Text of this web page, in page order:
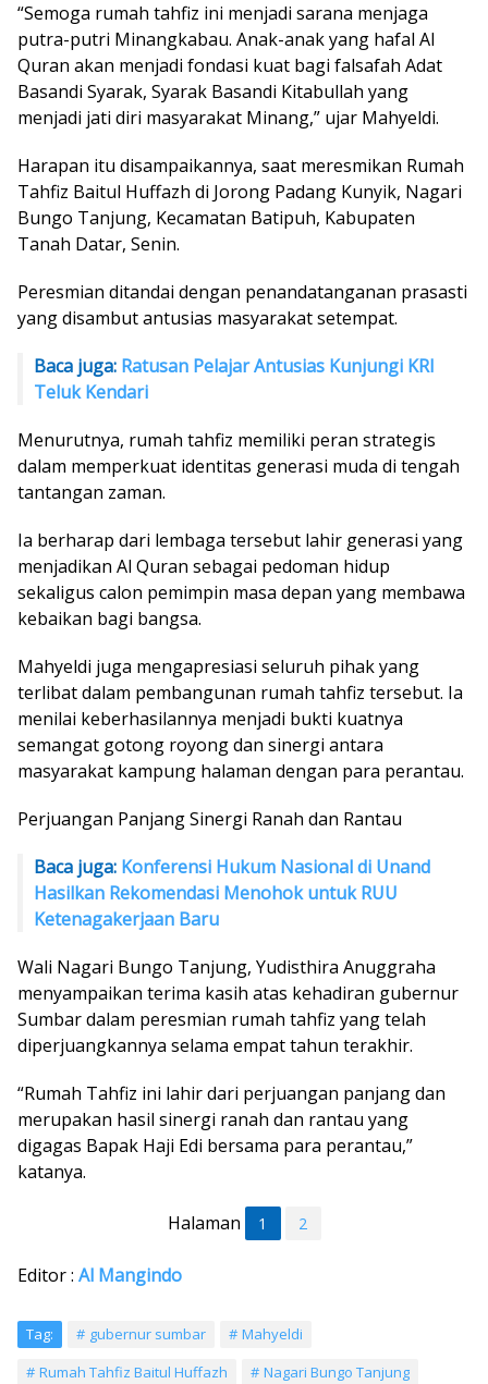
“Semoga rumah tahfiz ini menjadi sarana menjaga
putra-putri Minangkabau. Anak-anak yang hafal Al
Quran akan menjadi fondasi kuat bagi falsafah Adat
Basandi Syarak, Syarak Basandi Kitabullah yang
menjadi jati diri masyarakat Minang,” ujar Mahyeldi.
Harapan itu disampaikannya, saat meresmikan Rumah
Tahfiz Baitul Huffazh di Jorong Padang Kunyik, Nagari
Bungo Tanjung, Kecamatan Batipuh, Kabupaten
Tanah Datar, Senin.
Peresmian ditandai dengan penandatanganan prasasti
yang disambut antusias masyarakat setempat.
Baca juga: Ratusan Pelajar Antusias Kunjungi KRI
Teluk Kendari
Menurutnya, rumah tahfiz memiliki peran strategis
dalam memperkuat identitas generasi muda di tengah
tantangan zaman.
Ia berharap dari lembaga tersebut lahir generasi yang
menjadikan Al Quran sebagai pedoman hidup
sekaligus calon pemimpin masa depan yang membawa
kebaikan bagi bangsa.
Mahyeldi juga mengapresiasi seluruh pihak yang
terlibat dalam pembangunan rumah tahfiz tersebut. Ia
menilai keberhasilannya menjadi bukti kuatnya
semangat gotong royong dan sinergi antara
masyarakat kampung halaman dengan para perantau.
Perjuangan Panjang Sinergi Ranah dan Rantau
Baca juga: Konferensi Hukum Nasional di Unand
Hasilkan Rekomendasi Menohok untuk RUU
Ketenagakerjaan Baru
Wali Nagari Bungo Tanjung, Yudisthira Anuggraha
menyampaikan terima kasih atas kehadiran gubernur
Sumbar dalam peresmian rumah tahfiz yang telah
diperjuangkannya selama empat tahun terakhir.
“Rumah Tahfiz ini lahir dari perjuangan panjang dan
merupakan hasil sinergi ranah dan rantau yang
digagas Bapak Haji Edi bersama para perantau,”
katanya.
Halaman 1 2
Editor : Al Mangindo
Tag: gubernur sumbar
Mahyeldi
Rumah Tahfiz Baitul Huffazh
Nagari Bungo Tanjung